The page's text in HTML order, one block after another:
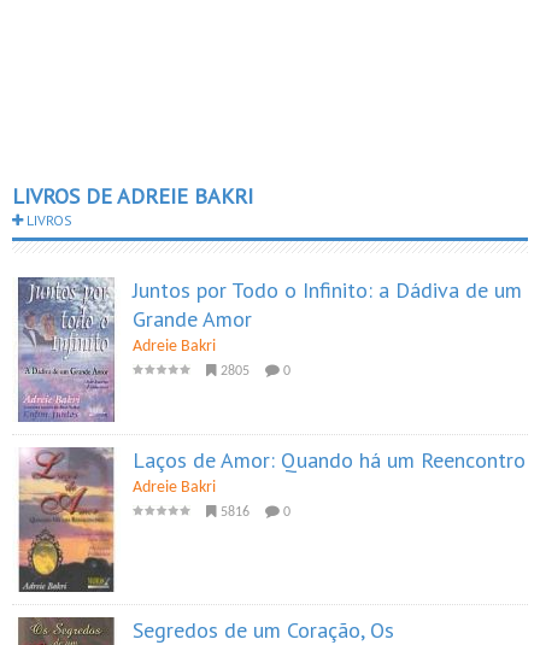
LIVROS DE ADREIE BAKRI
LIVROS
Juntos por Todo o Infinito: a Dádiva de um
Grande Amor
Adreie Bakri
2805 0
Laços de Amor: Quando há um Reencontro
Adreie Bakri
5816 0
Segredos de um Coração, Os